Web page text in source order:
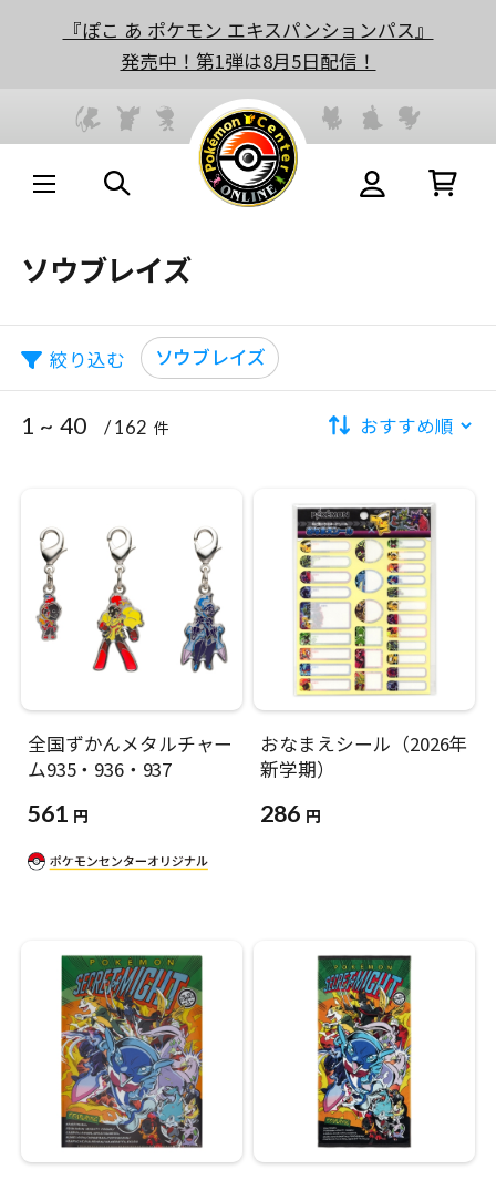
『ぽこ あ ポケモン エキスパンションパス』
発売中！第1弾は8月5日配信！
ソウブレイズ
絞り込む ソウブレイズ
1 ~ 40 / 162 件
全国ずかんメタルチャー
ム935・936・937
561 円
おなまえシール（2026年
新学期）
286 円